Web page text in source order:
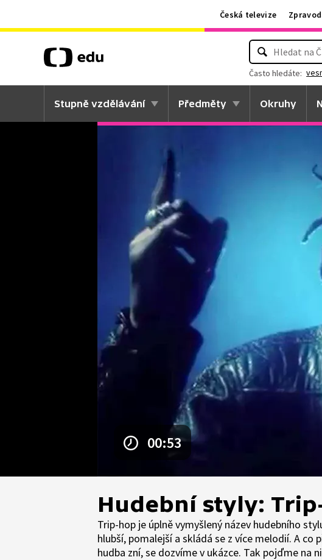
Česká televize
Často hledáte:
Stupně vzdělávání Předměty Okruhy
00:53
Hudební styly:
Trip-hop je úplně vymyšlený název hudebního
hlubší, pomalejší a skládá se z více melodií. A
hudba zní, se dozvíme v ukázce. Tak pojďme na